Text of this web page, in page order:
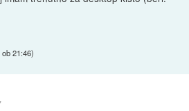
ob 21:46)